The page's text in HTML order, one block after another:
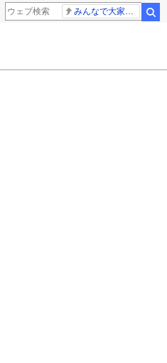
みんなで大家さん 2881億円